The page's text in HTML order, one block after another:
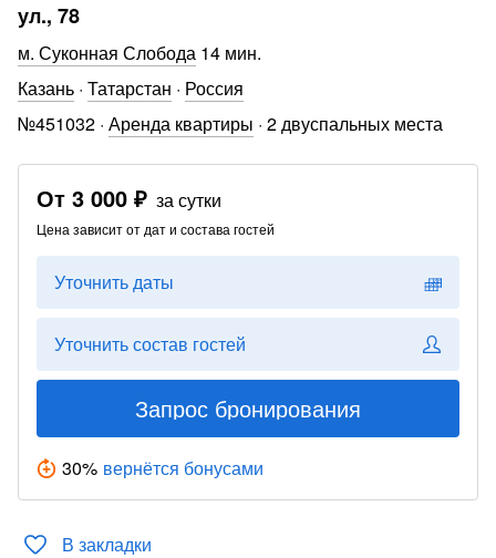
ул., 78
Суконная Слобода 14 мин.
Казань · Татарстан · Россия
№451032 · Аренда квартиры · 2 двуспальных места
От 3 000 ₽ за сутки
Цена зависит от дат и состава гостей
Уточнить даты
Уточнить состав гостей
Запрос бронирования
30% вернётся бонусами
В закладки